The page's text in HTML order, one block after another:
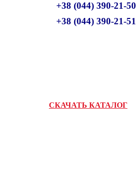
+38 (044) 390-21-50
+38 (044) 390-21-51
СКАЧАТЬ КАТАЛОГ